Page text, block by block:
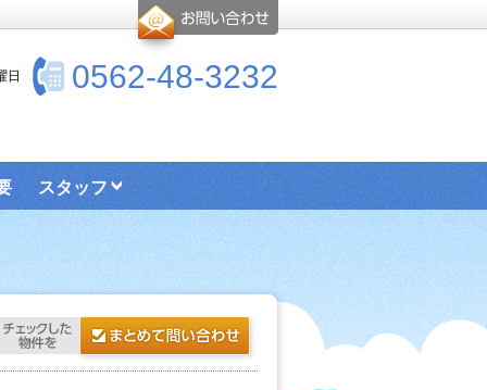
0562-48-3232
日
スタッフ